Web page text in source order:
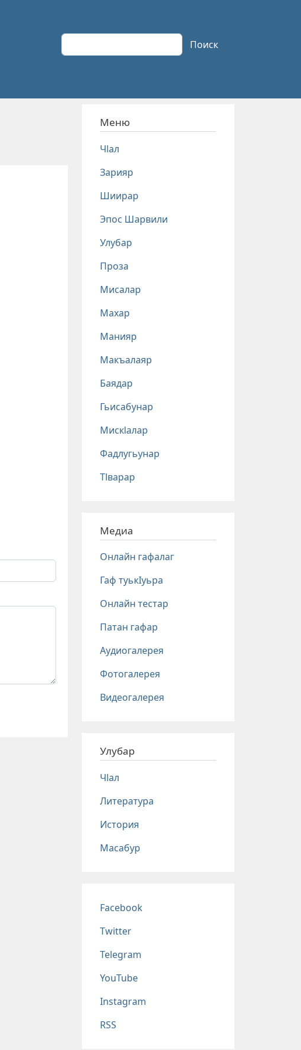
Поиск Поиск
Меню
Чlал
Зарияр
Шиирар
Эпос Шарвили
Улубар
Проза
Мисалар
Махар
Манияр
Макъалаяр
Баядар
Гьисабунар
Мискlалар
Фадлугьунар
Тlварар
Медиа
Онлайн гафалаг
Гаф туькIуьра
Онлайн тестар
Патан гафар
Аудиогалерея
Фотогалерея
Видеогалерея
Улубар
Чlал
Литература
История
Масабур
Соц сети
Facebook
Twitter
Telegram
YouTube
Instagram
RSS